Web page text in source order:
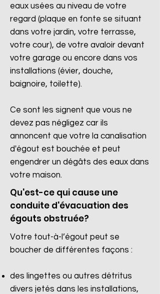
eaux usées au niveau de votre
regard (plaque en fonte se situant
dans votre jardin, votre terrasse,
votre cour), de votre avaloir devant
votre garage ou encore dans vos
installations (évier, douche,
baignoire, toilette).
Ce sont les signent que vous ne
devez pas négligez car ils
annoncent que votre la canalisation
d'égout est bouchée et peut
engendrer un dégâts des eaux dans
votre maison.
Qu'est-ce qui cause une
conduite d'évacuation des
égouts obstruée?
Votre tout-à-l’égout peut se
boucher de différentes façons :
des lingettes ou autres détritus
divers jetés dans les installations,